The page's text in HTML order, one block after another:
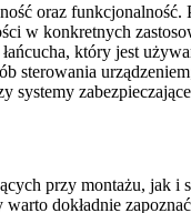
oraz funkcjonalność.
w konkretnych
który jest
sterowania
przy montażu, jak i
dokładnie